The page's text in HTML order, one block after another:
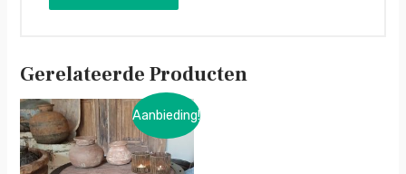
Gerelateerde Producten
Aanbieding!